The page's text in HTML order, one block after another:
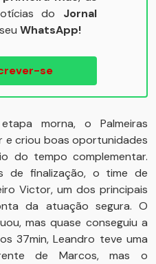
do Jornal
WhatsApp!
se
morna, o Palmeiras
e criou boas oportunidades
do tempo complementar.
de finalização, o time de
Victor, um dos principais
da atuação segura. O
mas quase conseguiu a
37min, Leandro teve uma
de Marcos, mas o